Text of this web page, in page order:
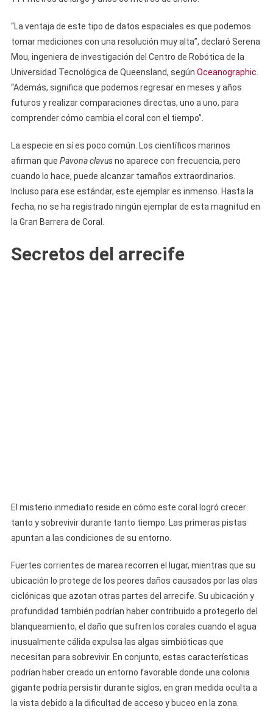
“La ventaja de este tipo de datos espaciales es que podemos
tomar mediciones con una resolución muy alta”, declaró Serena
Mou, ingeniera de investigación del Centro de Robótica de la
Universidad Tecnológica de Queensland, según Oceanographic
“Además, significa que podemos regresar en meses y años
futuros y realizar comparaciones directas, uno a uno, para
comprender cómo cambia el coral con el tiempo”.
La especie en sí es poco común. Los científicos marinos
afirman que Pavona clavusno aparece con frecuencia, pero
cuando lo hace, puede alcanzar tamaños extraordinarios.
Incluso para ese estándar, este ejemplar es inmenso. Hasta la
fecha, no se ha registrado ningún ejemplar de esta magnitud en
la Gran Barrera de Coral.
Secretos del arrecife
El misterio inmediato reside en cómo este coral logró crecer
tanto y sobrevivir durante tanto tiempo. Las primeras pistas
apuntan a las condiciones de su entorno.
Fuertes corrientes de marea recorren el lugar, mientras que su
ubicación lo protege de los peores daños causados ​​por las olas
ciclónicas que azotan otras partes del arrecife. Su ubicación y
profundidad también podrían haber contribuido a protegerlo del
blanqueamiento, el daño que sufren los corales cuando el agua
inusualmente cálida expulsa las algas simbióticas que
necesitan para sobrevivir. En conjunto, estas características
podrían haber creado un entorno favorable donde una colonia
gigante podría persistir durante siglos, en gran medida oculta a
la vista debido a la dificultad de acceso y buceo en la zona.